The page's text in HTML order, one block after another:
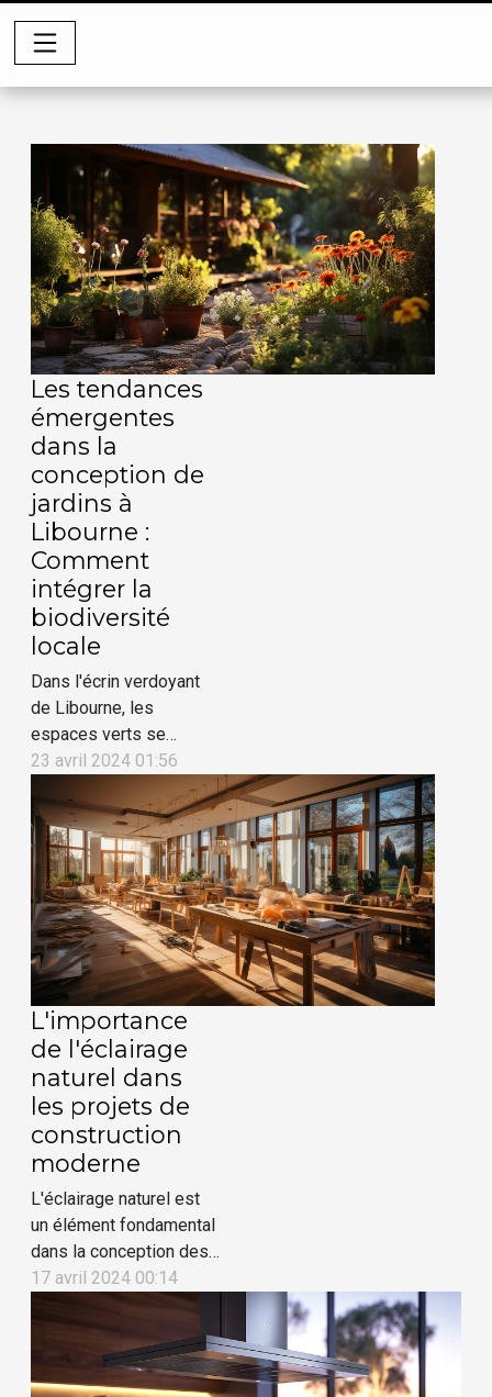
Les tendances
émergentes
dans la
conception de
jardins à
Libourne :
Comment
intégrer la
biodiversité
locale
Dans l'écrin verdoyant
de Libourne, les
espaces verts se
métamorphosent pour
embrasser une nouvelle
philosophie : intégrer
harmonieusement la
biodiversité locale dans
la conception de nos
jardins. Cette approche,
loin d'être une simple
tendance, devient une
composante centrale de
notre rapport à...
23 avril 2024 01:56
L'importance
de l'éclairage
naturel dans
les projets de
construction
moderne
L'éclairage naturel est
un élément fondamental
dans la conception des
espaces de vie et de
travail contemporains. Il
transcende la simple
fonctionnalité pour
devenir une composante
17 avril 2024 00:14